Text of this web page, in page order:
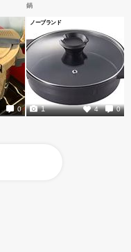
0
鍋
ノーブランド
4 0
1